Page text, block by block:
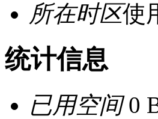
所在时区使
统计信息
已用空间0